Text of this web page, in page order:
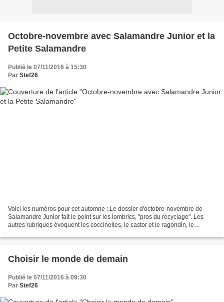
Octobre-novembre avec Salamandre Junior et la
Petite Salamandre
Publié le 07/11/2016 à 15:30
Par Stef26
Voici les numéros pour cet automne : Le dossier d'octobre-novembre de
Salamandre Junior fait le point sur les lombrics, "pros du recyclage". Les
autres rubriques évoquent les coccinelles, le castor et le ragondin, le
Choisir le monde de demain
Publié le 07/11/2016 à 09:30
Par Stef26